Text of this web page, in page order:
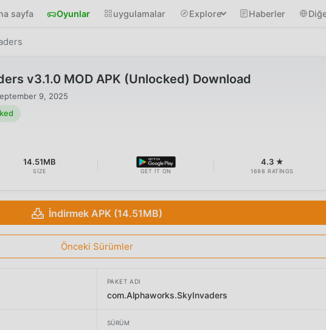
sayfa Oyunlar uygulamalar Explore Haberler
v3.1.0 MOD APK (Unlocked) Download
9, 2025
14.51MB
SIZE GET IT ON
4.3 ★
1698 RATINGS
İndirmek APK (14.51MB)
Önceki Sürümler
PAKET ADI
com.Alphaworks.SkyInvaders
SÜRÜM